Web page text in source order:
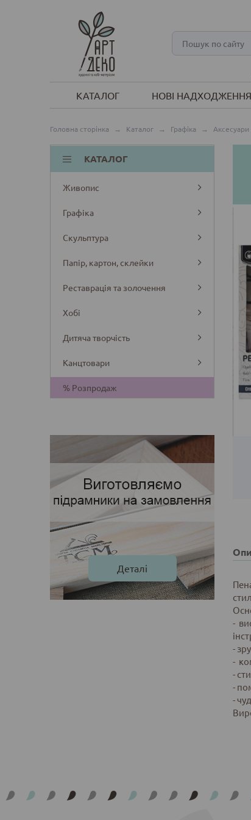
КАТАЛОГ НОВІ НАДХОДЖЕННЯ
Головна сторінка → Каталог → Графіка → Аксесуари
КАТАЛОГ
Живопис
Графіка
Скульптура
Папір, картон, склейки
Реставрація та золочення
Хобі
Дитяча творчість
Канцтовари
% Розпродаж
Деталі
-
-
-
-
-
-